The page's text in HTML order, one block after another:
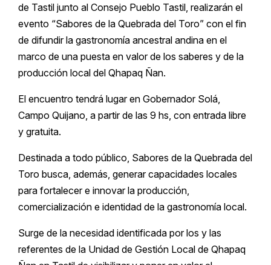
de Tastil junto al Consejo Pueblo Tastil, realizarán el
evento “Sabores de la Quebrada del Toro” con el fin
de difundir la gastronomía ancestral andina en el
marco de una puesta en valor de los saberes y de la
producción local del Qhapaq Ñan.
El encuentro tendrá lugar en Gobernador Solá,
Campo Quijano, a partir de las 9 hs, con entrada libre
y gratuita.
Destinada a todo público, Sabores de la Quebrada del
Toro busca, además, generar capacidades locales
para fortalecer e innovar la producción,
comercialización e identidad de la gastronomía local.
Surge de la necesidad identificada por los y las
referentes de la Unidad de Gestión Local de Qhapaq